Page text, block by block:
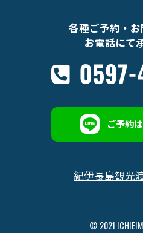
各種ご予約・
お電話にて
ご予約
紀伊長島観光
© 2021